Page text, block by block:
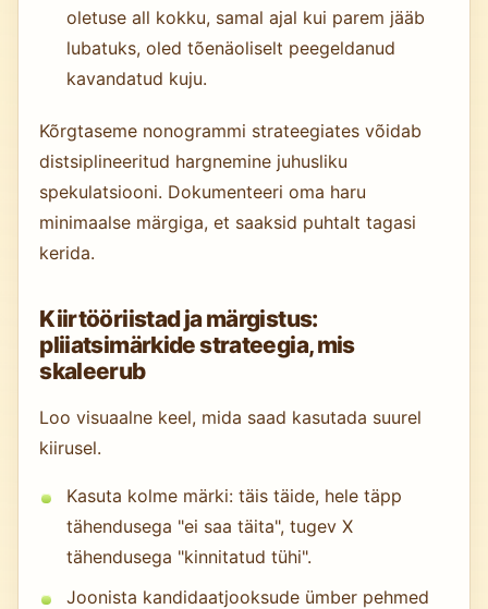
oletuse all kokku, samal ajal kui parem jääb
lubatuks, oled tõenäoliselt peegeldanud
kavandatud kuju.
Kõrgtaseme nonogrammi strateegiates võidab
distsiplineeritud hargnemine juhusliku
spekulatsiooni. Dokumenteeri oma haru
minimaalse märgiga, et saaksid puhtalt tagasi
kerida.
Kiirtööriistad ja märgistus:
pliiatsimärkide strateegia, mis
skaleerub
Loo visuaalne keel, mida saad kasutada suurel
kiirusel.
Kasuta kolme märki: täis täide, hele täpp
tähendusega "ei saa täita", tugev X
tähendusega "kinnitatud tühi".
Joonista kandidaatjooksude ümber pehmed